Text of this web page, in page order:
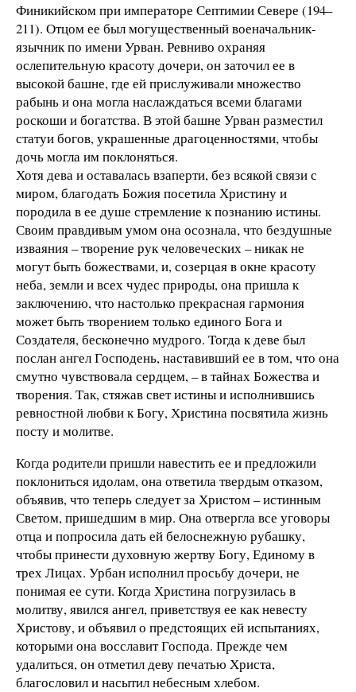
Финикийском при императоре Септимии Севере (194–
211). Отцом ее был могущественный военачальник-
язычник по имени Урван. Ревниво охраняя
ослепительную красоту дочери, он заточил ее в
высокой башне, где ей прислуживали множество
рабынь и она могла наслаждаться всеми благами
роскоши и богатства. В этой башне Урван разместил
статуи богов, украшенные драгоценностями, чтобы
дочь могла им поклоняться.
Хотя дева и оставалась взаперти, без всякой связи с
миром, благодать Божия посетила Христину и
породила в ее душе стремление к познанию истины.
Своим правдивым умом она осознала, что бездушные
изваяния – творение рук человеческих – никак не
могут быть божествами, и, созерцая в окне красоту
неба, земли и всех чудес природы, она пришла к
заключению, что настолько прекрасная гармония
может быть творением только единого Бога и
Создателя, бесконечно мудрого. Тогда к деве был
послан ангел Господень, наставивший ее в том, что она
смутно чувствовала сердцем, – в тайнах Божества и
творения. Так, стяжав свет истины и исполнившись
ревностной любви к Богу, Христина посвятила жизнь
посту и молитве.
Когда родители пришли навестить ее и предложили
поклониться идолам, она ответила твердым отказом,
объявив, что теперь следует за Христом – истинным
Светом, пришедшим в мир. Она отвергла все уговоры
отца и попросила дать ей белоснежную рубашку,
чтобы принести духовную жертву Богу, Единому в
трех Лицах. Урбан исполнил просьбу дочери, не
понимая ее сути. Когда Христина погрузилась в
молитву, явился ангел, приветствуя ее как невесту
Христову, и объявил о предстоящих ей испытаниях,
которыми она восславит Господа. Прежде чем
удалиться, он отметил деву печатью Христа,
благословил и насытил небесным хлебом.